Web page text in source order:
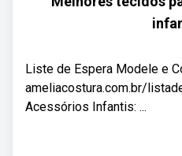
Liste de Espera Modele e
ameliacostura.com.br/
Acessórios Infantis: ...